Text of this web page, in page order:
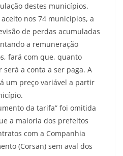
destes municípios.
nos 74 municípios, a
de perdas acumuladas
a remuneração
fará com que, quanto
a conta a ser paga. A
um preço variável a partir
da tarifa” foi omitida
a maioria dos prefeitos
com a Companhia
(Corsan) sem aval dos